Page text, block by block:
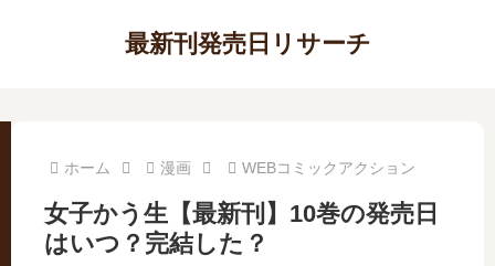
最新刊発売日リサーチ
ホーム 漫画 WEBコミックアクション
女子かう生【最新刊】10巻の発売日
はいつ？完結した？